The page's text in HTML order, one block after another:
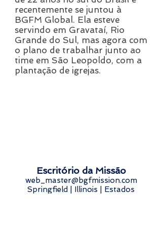
recentemente se juntou à
BGFM Global. Ela esteve
servindo em Gravataí, Rio
Grande do Sul, mas agora com
o plano de trabalhar junto ao
time em São Leopoldo, com a
plantação de igrejas.
Escritório da Missão
web_master@bgfmission.com
Springfield | Illinois | Estados